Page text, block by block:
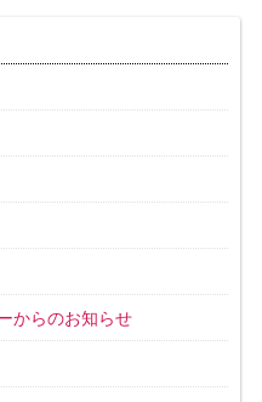
からのお知らせ